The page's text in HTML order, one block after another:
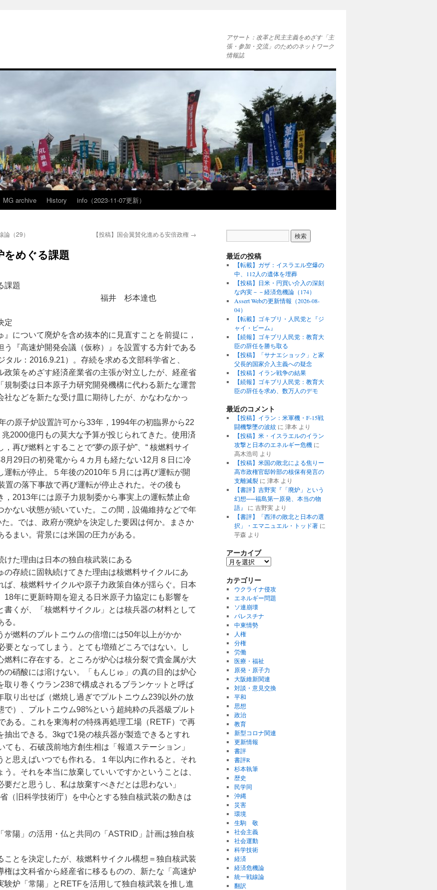
アサート：改革と民主主義をめざす「主
張・参加・交流」のためのネットワーク
情報誌
MG archive History info（2023-11-07更新）
（29） 【投稿】国会翼賛化進める安倍政権 →
をめぐる課題
課題
本達也
定
について廃炉を含め抜本的に見直すことを前提に，
う『高速炉開発会議（仮称）』を設置する方針である
ル：2016.9.21）。存続を求める文部科学省と、
政策をめざす経済産業省の主張が対立したが、経産省
制委は日本原子力研究開発機構に代わる新たな運営
などを新たな受け皿に期待したが、かなわなかっ
原子炉設置許可から33年，1994年の初臨界から22
2000億円もの莫大な予算が投じられてきた。使用済
再び燃料とすることで“夢の原子炉”、“ 核燃料サイ
月29日の初発電から４カ月も経たない12月８日に冷
転が停止。５年後の2010年５月には再び運転が開
置の落下事故で再び運転が停止された。その後も
2013年には原子力規制委から事実上の運転禁止命
かない状態が続いていた。この間，設備維持などで年
。では、政府が廃炉を決定した要因は何か。まさか
まい。背景には米国の圧力がある。
た理由は日本の独自核武装にある
存続に固執続けてきた理由は核燃料サイクルにあ
、核燃料サイクルや原子力政策自体が揺らぐ。日本
18年に更新時期を迎える日米原子力協定にも影響を
書くが、「核燃料サイクル」とは核兵器の材料として
。
燃料のプルトニウムの倍増には50年以上がかか
要となってしまう。とても増殖どころではない。し
料に存在する。ところが炉心は核分裂で貴金属が大
の硝酸には溶けない。「もんじゅ」の真の目的は炉心
取り巻くウラン238で構成されるブランケットと呼ば
取り出せば（燃焼し過ぎでプルトニウム239以外の放
）、プルトニウム98%という超純粋の兵器級プルト
ある。これを東海村の特殊再処理工場（RETF）で再
抽出できる。3kgで1発の核兵器が製造できるとすれ
も、石破茂前地方創生相は「報道ステーション」
と思えばいつでも作れる。１年以内に作れると。それ
。それを本当に放棄していいですかということは、
だと思うし、私は放棄すべきだとは思わない」
（旧科学技術庁）を中心とする独自核武装の動きは
陽」の活用・仏と共同の「ASTRID」計画は独自核
とを決定したが、核燃料サイクル構想＝独自核武装
権は文科省から経産省に移るものの、新たな「高速炉
験炉「常陽」とRETFを活用して独自核武装を推し進
最近の投稿
【転載】ガザ：イスラエル空爆の
中、112人の遺体を埋葬
【投稿】日米・円買い介入の深刻
な内実－－経済危機論（174）
Assert Webの更新情報（2026-08-
04）
【転載】ゴキブリ・人民党と『ジ
ャイ・ビーム』
【続報】ゴキブリ人民党：教育大
臣の辞任を勝ち取る
【投稿】「サナエショック」と家
父長的国家介入主義への疑念
【投稿】イラン戦争の結果
【続報】ゴキブリ人民党：教育大
臣の辞任を求め、数万人のデモ
最近のコメント
【投稿】イラン：米軍機・F-15戦
闘機撃墜の波紋に 津本より
【投稿】米・イスラエルのイラン
攻撃と日本のエネルギー危機に
高木浩司 より
【投稿】米国の敗北による焦りー
高市政権官邸幹部の核保有発言の
支離滅裂に 津本より
【書評】吉野実『「廃炉」という
幻想──福島第一原発、本当の物
語』
に 吉野実より
【書評】「西洋の敗北と日本の選
択」・エマニュエル・トッド著に
芋森 より
アーカイブ
ア
カ
イ
ブ
カテゴリー
ウクライナ侵攻
エネルギー問題
ソ連崩壊
パレスチナ
中東情勢
人権
分権
労働
医療・福祉
原発・原子力
大阪維新関連
対談・意見交換
平和
思想
政治
教育
新型コロナ関連
更新情報
書評
書評R
杉本執筆
歴史
民学同
沖縄
災害
環境
生駒 敬
社会主義
社会運動
科学技術
経済
経済危機論
統一戦線論
翻訳